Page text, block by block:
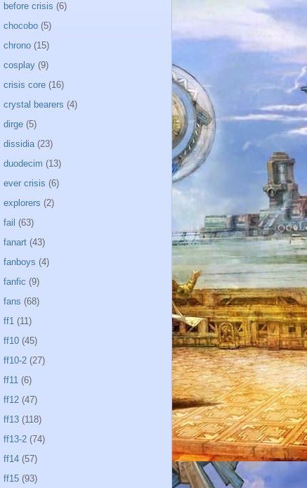
before crisis (6)
chocobo (5)
chrono (15)
cosplay (9)
crisis core (16)
crystal bearers (4)
dirge (5)
dissidia (23)
duodecim (13)
ever crisis (6)
explorers (2)
fail (63)
fanart (43)
fanboys (4)
fanfic (9)
fans (68)
ff1 (11)
ff10 (45)
ff10-2 (27)
ff11 (6)
ff12 (47)
ff13 (118)
ff13-2 (74)
ff14 (57)
ff15 (93)